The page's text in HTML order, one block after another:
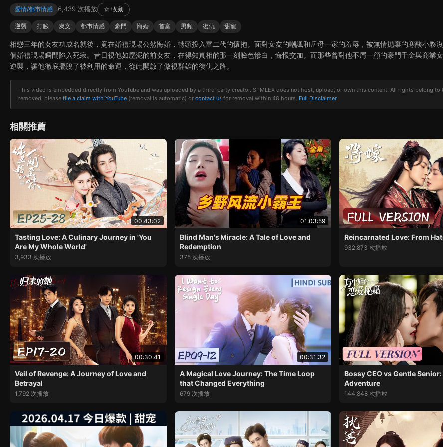
愛情/都市情感 6,439 次播放 ☆ 收藏
逆襲 打臉 爽文 都市情感 豪門 悔婚 首富 男頻 復仇 甜寵
相戀三年的女友功成名就後，竟在婚禮現場公然悔婚，轉頭投入富二代的懷抱。面對女友的嘲諷和岳母一家的羞辱，被無情拋棄的寒酸小夥
個婚禮現場瞬間陷入死寂。昔日視他如塵泥的前女友，在得知真相的那一刻臉色慘白，悔恨交加。而那些曾對他不屑一顧的豪門千金與商業
逆襲，讓他徹底擺脫了被利用的命運，從此開啟了傲視群雄的復仇之路。
This video is embedded directly from YouTube and was uploaded by a third-party creator. STMLEX does not host, upload, or own this content. All rights belong
removed, please file a claim with YouTube (removal is automatic) or contact us for removal within 48 hours. Full Disclaimer
相關推薦
00:43:02
Tasting Love: A Culinary Journey in 'You
Are My Whole World'
3,933 次播放
01:03:59
Blind Man's Miracle: A Tale of Love and
Redemption
375 次播放
Reincarnated Love: From
932,873 次播放
00:30:41
Veil of Revenge: A Journey of Love and
Betrayal
1,792 次播放
00:31:32
A Magical Love Journey: The Time Loop
that Changed Everything
679 次播放
Bossy CEO vs Gentle
Adventure
144,848 次播放